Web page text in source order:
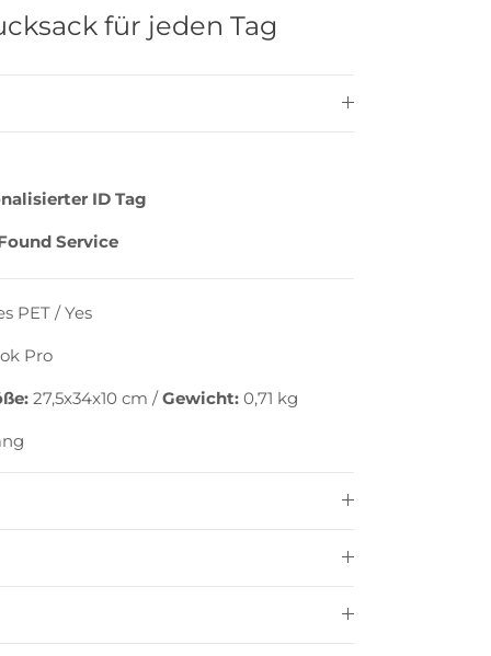
für jeden Tag
ID Tag
Service
PET /Yes
Pro
27,5x34x10 cm /Gewicht: 0,71 kg